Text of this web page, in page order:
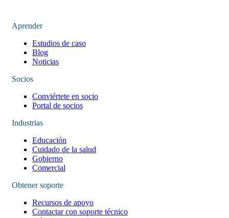
Aprender
Estudios de caso
Blog
Noticias
Socios
Conviértete en socio
Portal de socios
Industrias
Educación
Cuidado de la salud
Gobierno
Comercial
Obtener soporte
Recursos de apoyo
Contactar con soporte técnico